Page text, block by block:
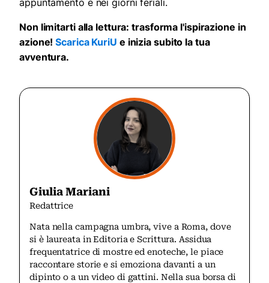
appuntamento e nei giorni feriali.
Non limitarti alla lettura: trasforma l'ispirazione in
azione!Scarica KuriU e inizia subito la tua
avventura.
Giulia Mariani
Redattrice
Nata nella campagna umbra, vive a Roma, dove
si è laureata in Editoria e Scrittura. Assidua
frequentatrice di mostre ed enoteche, le piace
raccontare storie e si emoziona davanti a un
dipinto o a un video di gattini. Nella sua borsa di